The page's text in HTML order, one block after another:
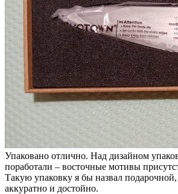
Упаковано отлично. Над дизайном
поработали – восточные мотивы
Такую упаковку я бы назвал подарочной,
аккуратно и достойно.